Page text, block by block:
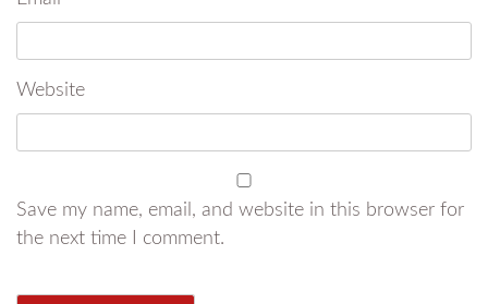
Website
Save my name, email, and website in this browser for
the next time I comment.